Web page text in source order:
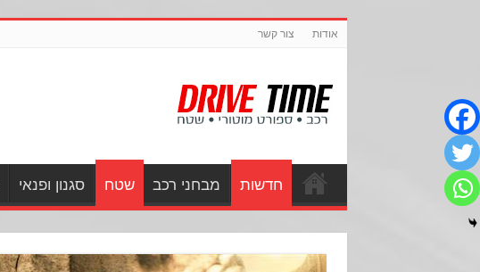
אודות צור קשר
חדשות מבחני רכב שטח סגנון ופנאי